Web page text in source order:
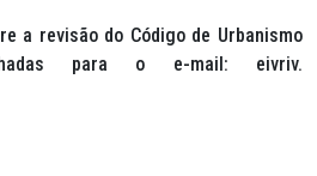
a revisão do Código de Urbanismo
para o e-mail: eivriv.